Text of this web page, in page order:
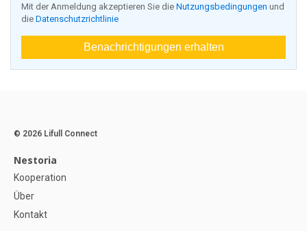
Mit der Anmeldung akzeptieren Sie die Nutzungsbedingungen und
die Datenschutzrichtlinie
Benachrichtigungen erhalten
© 2026 Lifull Connect
Nestoria
Kooperation
Über
Kontakt